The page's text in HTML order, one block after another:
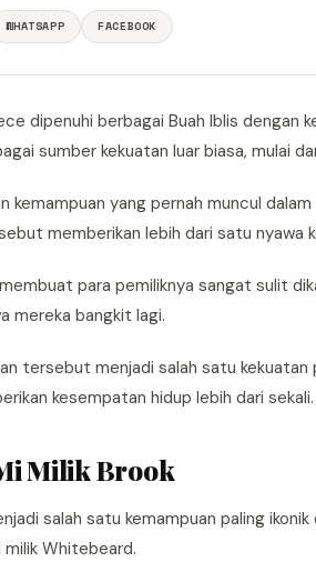
WHATSAPP FACEBOOK
dipenuhi berbagai Buah Iblis dengan
sumber kekuatan luar biasa, mulai
kemampuan yang pernah muncul
memberikan lebih dari satu nyawa
para pemiliknya sangat sulit
mereka bangkit lagi.
tersebut menjadi salah satu
kesempatan hidup lebih dari sekali.
Milik Brook
salah satu kemampuan paling
Whitebeard.